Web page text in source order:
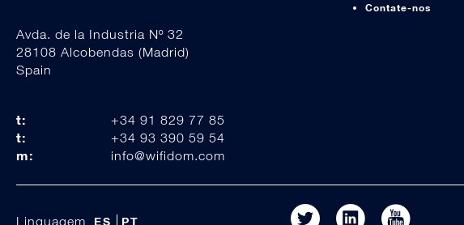
Avda. de la Industria Nº 32
28108 Alcobendas (Madrid)
Spain
t: +34 91 829 77 85
t: +34 93 390 59 54
m: info@wifidom.com
Contate-nos
Linguagem ES PT